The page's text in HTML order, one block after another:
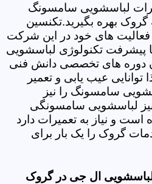
لباسشویی سامسونگ
بهره بگیرید.تکنسین
های خود در این شرکت
پیشرفت تکنولوژی لباسشویی
دوره های تخصصی دانش فنی
توانایی عیب یابی و تعمیر
سامسونگ را نیز
لباسشویی سامسونگی
و نیاز به تعمیرات دارد
گروک را یک بار برای
ال جی در گروک